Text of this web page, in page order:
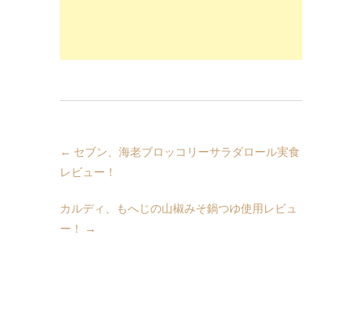
← セブン、海老ブロッコリーサラダロール実食
レビュー！
カルディ、もへじの山椒みそ鍋つゆ使用レビュ
ー！
→